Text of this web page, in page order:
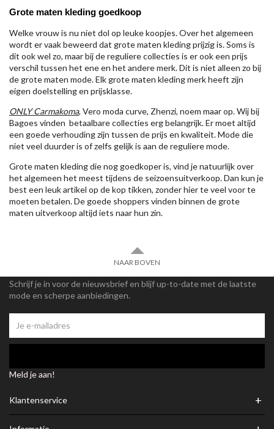
Grote maten kleding goedkoop
Welke vrouw is nu niet dol op leuke koopjes. Over het algemeen
wordt er vaak beweerd dat grote maten kleding prijzig is. Soms is
dit ook wel zo, maar bij de reguliere collecties is er ook een prijs
verschil tussen het ene en het andere merk. Dit is niet alleen zo bij
de grote maten mode. Elk grote maten kleding merk heeft zijn
eigen doelstelling en prijsklasse.
ONLY Carmakoma, Vero moda curve, Zhenzi, noem maar op. Wij bij
Bagoes vinden betaalbare collecties erg belangrijk. Er moet altijd
een goede verhouding zijn tussen de prijs en kwaliteit. Mode die
niet veel duurder is of zelfs gelijk is aan de reguliere mode.
Grote maten kleding die nog goedkoper is, vind je natuurlijk over
het algemeen het meest tijdens de seizoensuitverkoop. Dan kun je
best een leuk artikel op de kop tikken, zonder hier te veel voor te
moeten betalen. De goede shoppers vinden binnen de grote
maten uitverkoop altijd iets naar hun zin.
NAAR BOVEN
Schrijf je in voor de nieuwsbrief en blijf up-to-date met de laatste
mode en scherpe aanbiedingen.
Meld je aan!
Klantenservice +